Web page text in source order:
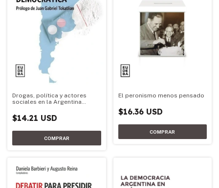
Drogas, política y actores
sociales en la Argentina
$14.21 USD
El peronismo menos pensado
$16.36 USD